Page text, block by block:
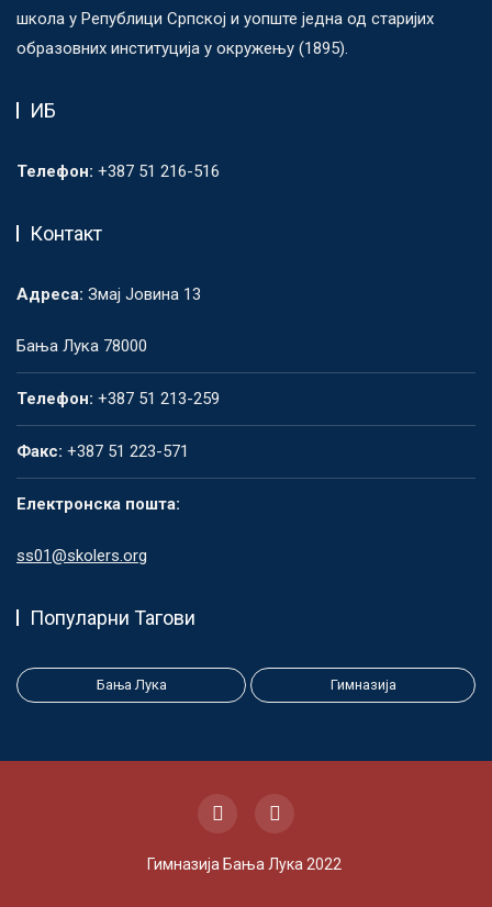
школа у Републици Српској и уопште једна од старијих
образовних институција у окружењу (1895).
ИБ
Телефон: +387 51 216-516
Контакт
Адреса: Змај Јовина 13
Бања Лука 78000
Телефон: +387 51 213-259
Факс: +387 51 223-571
Електронска пошта:
ss01@skolers.org
Популарни Тагови
Бања Лука Гимназија
Гимназија Бања Лука 2022